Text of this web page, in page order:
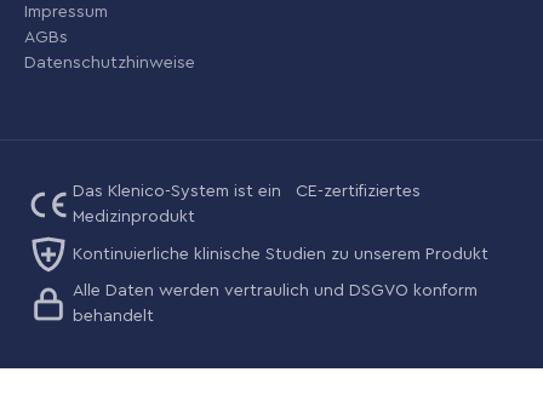
Impressum
AGBs
Datenschutzhinweise
Das Klenico-System ist ein CE-zertifiziertes
Medizinprodukt
Kontinuierliche klinische Studien zu unserem Produkt
Alle Daten werden vertraulich und DSGVO konform
behandelt